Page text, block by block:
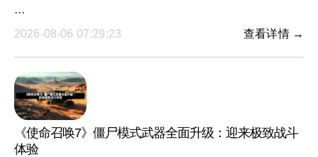
···
2026-08-06 07:29:23
查看详情 →
《使命召唤7》僵尸模式武器全面升级：迎来极致战斗
体验